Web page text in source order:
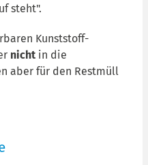
steht".
Kunststoff-
nicht in die
aber für den Restmüll